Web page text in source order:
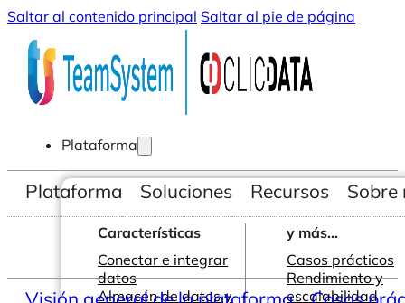
Saltar al contenido principal Saltar al pie de página
Plataforma
Características
Conectar e integrar
datos
Almacén de datos y
y más...
Casos prácticos
Rendimiento y
escalabilidad
Plataforma Soluciones Recursos Sobre